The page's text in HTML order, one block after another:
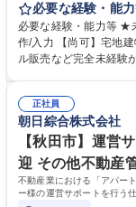
仕事です。 ・物件を巡回調査し所定の書式報告書を作成 ・ご入居者様の
入退去のサポート ・
集物件の現地調査、情
報分析からのオーナー
必要な経験・能
必要な経験・能力等 ★
作/入力 【尚可】宅地
ル販売など完全未経験か
発、管理、売買まで不
リアの選択肢も幅広い
り、実績に応じて給与反映有 学歴・資格 学歴：大学院
修学校 高校 語学力：
正社員
朝日綜合株式会社
【秋田市】運営
迎 その他不動産
不動産業における「アパー
ー様の運営サポートを行う仕